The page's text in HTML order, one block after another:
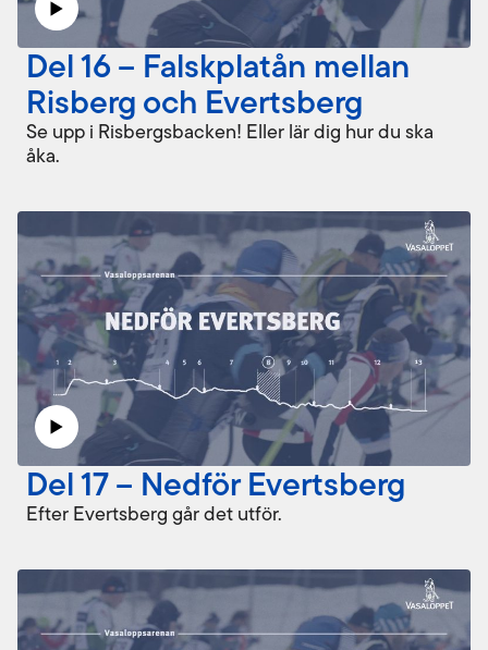
Del 16 – Falskplatån mellan
Risberg och Evertsberg
Se upp i Risbergsbacken! Eller lär dig hur du ska
åka.
Del 17 – Nedför Evertsberg
Efter Evertsberg går det utför.